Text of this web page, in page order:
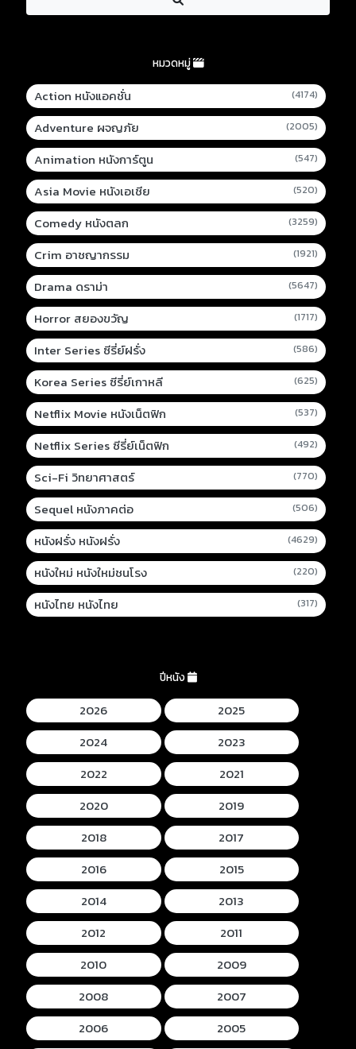
หมวดหมู่
Action หนังแอคชั่น (4174)
Adventure ผจญภัย (2005)
Animation หนังการ์ตูน (547)
Asia Movie หนังเอเชีย (520)
Comedy หนังตลก (3259)
Crim อาชญากรรม (1921)
Drama ดราม่า (5647)
Horror สยองขวัญ (1717)
Inter Series ซีรี่ย์ฝรั่ง (586)
Korea Series ซีรี่ย์เกาหลี (625)
Netflix Movie หนังเน็ตฟิก (537)
Netflix Series ซีรี่ย์เน็ตฟิก (492)
Sci-Fi วิทยาศาสตร์ (770)
Sequel หนังภาคต่อ (506)
หนังฝรั่ง หนังฝรั่ง (4629)
หนังใหม่ หนังใหม่ชนโรง (220)
หนังไทย หนังไทย (317)
ปีหนัง
2026
2025
2024
2023
2022
2021
2020
2019
2018
2017
2016
2015
2014
2013
2012
2011
2010
2009
2008
2007
2006
2005